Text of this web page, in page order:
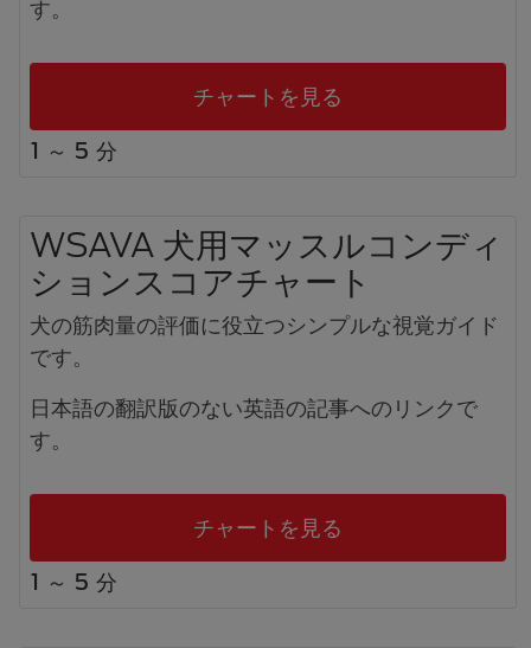
す。
チャートを見る
1 ～ 5 分
WSAVA 犬用マッスルコンディ
ションスコアチャート
犬の筋肉量の評価に役立つシンプルな視覚ガイド
です。
日本語の翻訳版のない英語の記事へのリンクで
す。
チャートを見る
1 ～ 5 分